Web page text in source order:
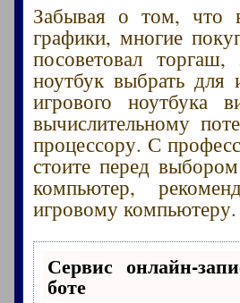
Забывая о том, что
графики, многие
посоветовал
ноутбук выбрать
игрового ноутбука
вычислительному
процессору. С
стоите перед
компьютер,
игровому компьютеру.
Сервис онлайн-
боте